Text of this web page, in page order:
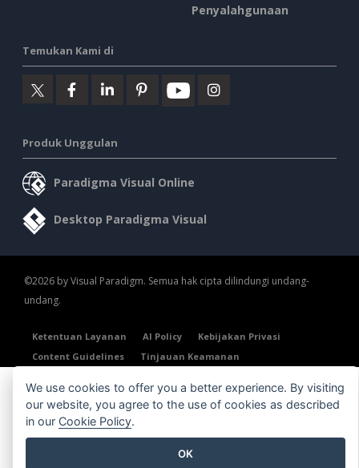
Penyalahgunaan
Temukan Kami di
Produk Unggulan
Paradigma Visual Online
Desktop Paradigma Visual
©2026 by Visual Paradigm. Semua hak cipta dilindungi undang-
undang.
Ketentuan Layanan AI Policy
Kebijakan Privasi
Content Guidelines
Tinjauan Keamanan
We use cookies to offer you a better experience. By visiting
our website, you agree to the use of cookies as described
in our Cookie Policy.
OK